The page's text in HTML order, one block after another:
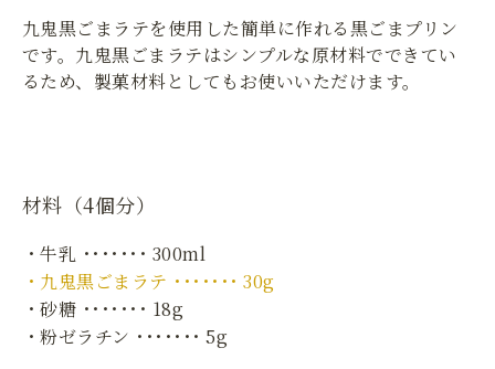
九鬼黒ごまラテを使用した簡単に作れる黒ごまプリン
です。九鬼黒ごまラテはシンプルな原材料でできてい
るため、製菓材料としてもお使いいただけます。
材料（4個分）
・牛乳 ･･･････ 300ml
・九鬼黒ごまラテ ･･･････ 30g
・砂糖 ･･･････ 18g
・粉ゼラチン ･･･････ 5g